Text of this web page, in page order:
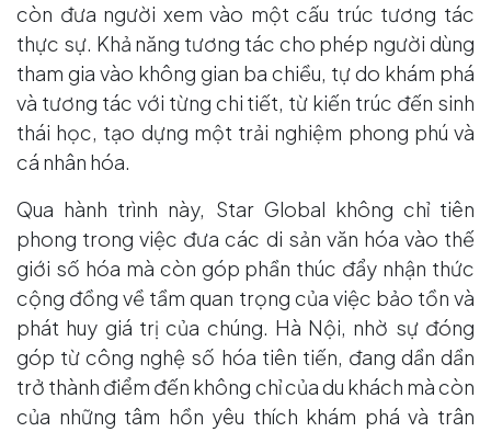
còn đưa người xem vào một cấu trúc tương tác
thực sự. Khả năng tương tác cho phép người dùng
tham gia vào không gian ba chiều, tự do khám phá
và tương tác với từng chi tiết, từ kiến trúc đến sinh
thái học, tạo dựng một trải nghiệm phong phú và
cá nhân hóa.
Qua hành trình này, Star Global không chỉ tiên
phong trong việc đưa các di sản văn hóa vào thế
giới số hóa mà còn góp phần thúc đẩy nhận thức
cộng đồng về tầm quan trọng của việc bảo tồn và
phát huy giá trị của chúng. Hà Nội, nhờ sự đóng
góp từ công nghệ số hóa tiên tiến, đang dần dần
trở thành điểm đến không chỉ của du khách mà còn
của những tâm hồn yêu thích khám phá và trân